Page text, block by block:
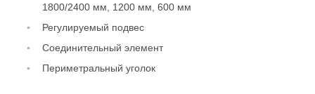
1800/2400 мм, 1200 мм, 600 мм
Регулируемый подвес
Соединительный элемент
Периметральный уголок